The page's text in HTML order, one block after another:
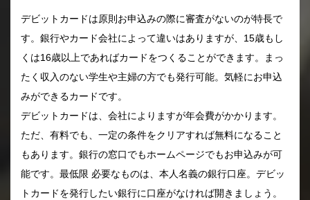
デビットカードは原則お申込みの際に審査がないのが特長で
す。銀行やカード会社によって違いはありますが、15歳もし
くは16歳以上であればカードをつくることができます。まっ
たく収入のない学生や主婦の方でも発行可能。気軽にお申込
みができるカードです。
デビットカードは、会社によりますが年会費がかかります。
ただ、有料でも、一定の条件をクリアすれば無料になること
もあります。銀行の窓口でもホームページでもお申込みが可
能です。最低限 必要なものは、本人名義の銀行口座。デビッ
トカードを発行したい銀行に口座がなければ開きましょう。